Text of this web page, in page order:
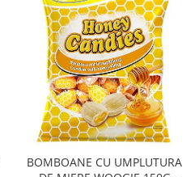
BOMBOANE CU UMPLUTURA